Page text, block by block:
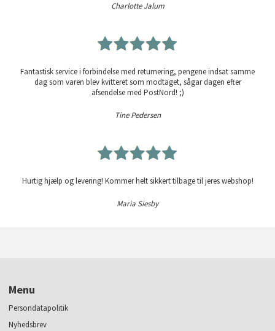
Charlotte Jalum
Fantastisk service i forbindelse med returnering, pengene indsat samme
dag som varen blev kvitteret som modtaget, sågar dagen efter
afsendelse med PostNord! ;)
Tine Pedersen
Hurtig hjælp og levering! Kommer helt sikkert tilbage til jeres webshop!
Maria Siesby
Menu
Persondatapolitik
Nyhedsbrev